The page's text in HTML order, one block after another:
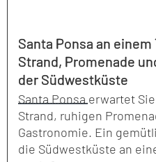
Santa Ponsa an
Strand, Promenade
der Südwestküste
Santa Ponsa erwartet
Strand, ruhigen
Gastronomie. Ein
die Südwestküste an